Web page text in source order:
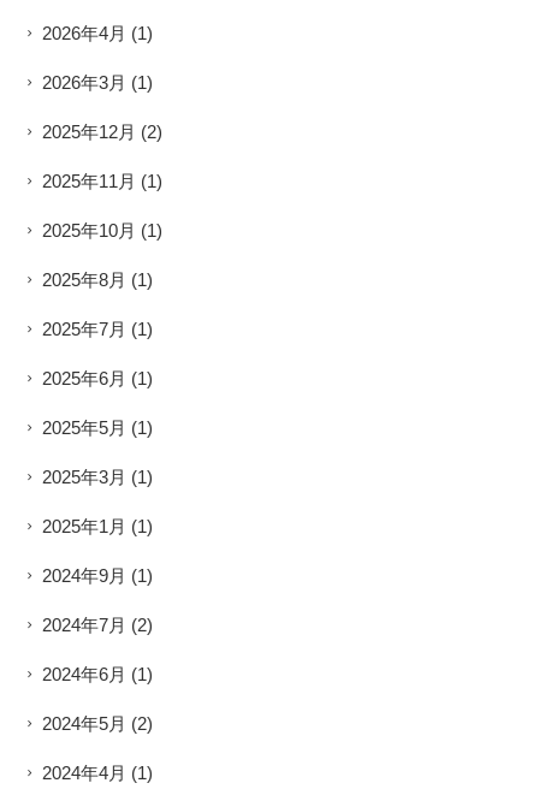
2026年4月 (1)
2026年3月 (1)
2025年12月 (2)
2025年11月 (1)
2025年10月 (1)
2025年8月 (1)
2025年7月 (1)
2025年6月 (1)
2025年5月 (1)
2025年3月 (1)
2025年1月 (1)
2024年9月 (1)
2024年7月 (2)
2024年6月 (1)
2024年5月 (2)
2024年4月 (1)